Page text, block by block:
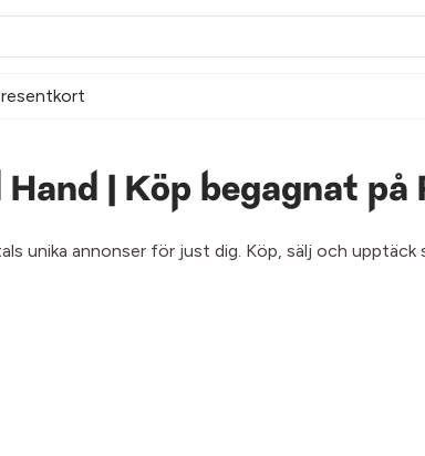
| Köp begagnat på
unika annonser för just dig. Köp, sälj och upptäck